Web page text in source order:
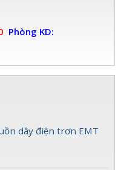
Phòng KD:
dây điện trơn EMT